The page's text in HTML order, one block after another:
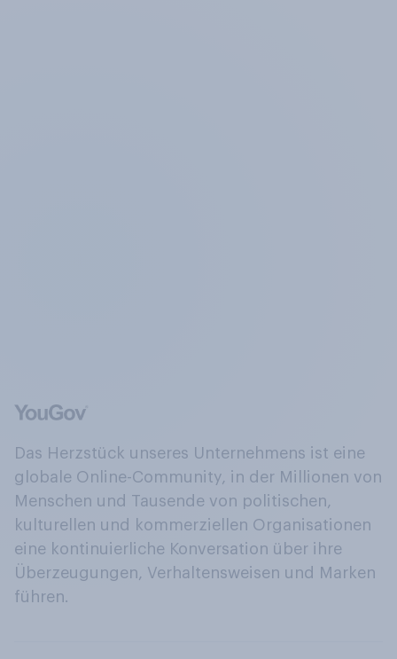
Das Herzstück unseres Unternehmens ist eine
globale Online-Community, in der Millionen von
Menschen und Tausende von politischen,
kulturellen und kommerziellen Organisationen
eine kontinuierliche Konversation über ihre
Überzeugungen, Verhaltensweisen und Marken
führen.